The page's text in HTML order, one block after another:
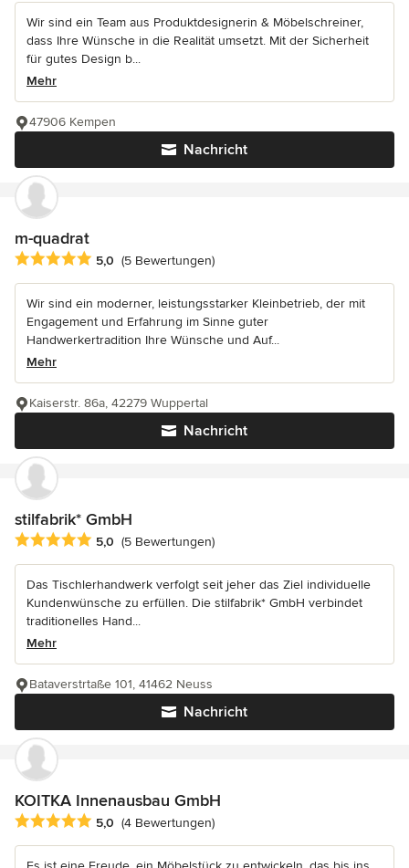
Wir sind ein Team aus Produktdesignerin & Möbelschreiner,
dass Ihre Wünsche in die Realität umsetzt. Mit der Sicherheit
für gutes Design b...
Mehr
Nachricht
47906 Kempen
m-quadrat
Durchschnittliche Bewertung: 5 von 5 Sternen
5,0 (5 Bewertungen)
Wir sind ein moderner, leistungsstarker Kleinbetrieb, der mit
Engagement und Erfahrung im Sinne guter
Handwerkertradition Ihre Wünsche und Auf...
Mehr
Nachricht
Kaiserstr. 86a, 42279 Wuppertal
stilfabrik* GmbH
Durchschnittliche Bewertung: 5 von 5 Sternen
5,0 (5 Bewertungen)
Das Tischlerhandwerk verfolgt seit jeher das Ziel individuelle
Kundenwünsche zu erfüllen. Die stilfabrik* GmbH verbindet
traditionelles Hand...
Mehr
Nachricht
Bataverstrtaße 101, 41462 Neuss
KOITKA Innenausbau GmbH
Durchschnittliche Bewertung: 5 von 5 Sternen
5,0 (4 Bewertungen)